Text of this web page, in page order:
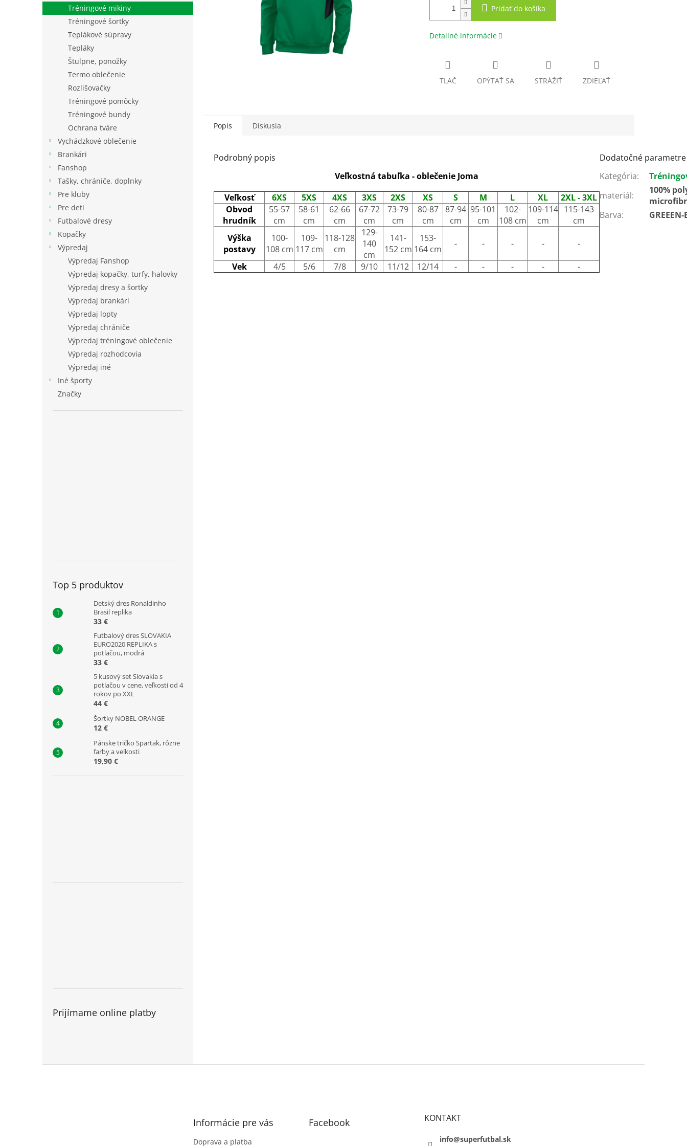
Tréningové mikiny
Tréningové šortky
Teplákové súpravy
Tepláky
Štulpne, ponožky
Termo oblečenie
Rozlišovačky
Tréningové pomôcky
Tréningové bundy
Ochrana tváre
Vychádzkové oblečenie
Brankári
Fanshop
Tašky, chrániče, doplnky
Pre kluby
Pre deti
Futbalové dresy
Kopačky
Výpredaj
Výpredaj Fanshop
Výpredaj kopačky, turfy, halovky
Výpredaj dresy a šortky
Výpredaj brankári
Výpredaj lopty
Výpredaj chrániče
Výpredaj tréningové oblečenie
Výpredaj rozhodcovia
Výpredaj iné
Iné športy
Značky
Top 5 produktov
Detský dres Ronaldinho
Brasil replika
33 €
Futbalový dres SLOVAKIA
EURO2020 REPLIKA s
potlačou, modrá
33 €
5 kusový set Slovakia s
potlačou v cene, veľkosti od 4
rokov po XXL
44 €
Šortky NOBEL ORANGE
12 €
Pánske tričko Spartak, rôzne
farby a veľkosti
19,90 €
Prijímame online platby
Pridať do košíka
Detailné informácie
TLAČ OPÝTAŤ SA STRÁŽIŤ ZDIEĽAŤ
Popis Diskusia
Podrobný popis
Veľkostná tabuľka - oblečenie Joma
Veľkosť
6XS 5XS 4XS 3XS 2XS XS S M L XL
2XL - 3XL
Obvod
hrudník
55-57
cm
58-61
cm
62-66
cm
67-72
cm
73-79
cm
80-87
cm
87-94
cm
95-101
cm
102-
108 cm
109-114
cm
115-143
cm
Výška
postavy
100-
108 cm
109-
117 cm
118-128
cm
129-
140
cm
141-
152 cm
153-
164 cm
- - - - -
Vek 4/5 5/6 7/8 9/10 11/12 12/14 - - - - -
Dodatočné parametre
Kategória:
materiál:
100%
Barva:
Informácie pre vás
Doprava a platba
Facebook KONTAKT
info@superfutbal.sk